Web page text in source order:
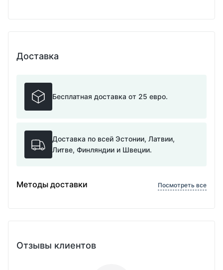
Доставка
Бесплатная доставка от 25 евро.
Доставка по всей Эстонии, Латвии,
Литве, Финляндии и Швеции.
Методы доставки Посмотреть все
Отзывы клиентов